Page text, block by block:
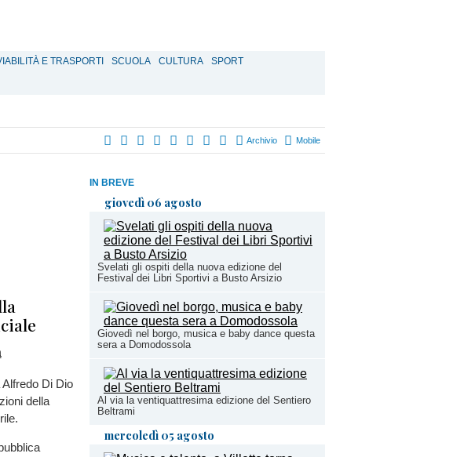
E TRASPORTI SCUOLA CULTURA
SPORT
Archivio Mobile
IN BREVE
giovedì 06 agosto
Svelati gli ospiti della nuova edizione del
Festival dei Libri Sportivi a Busto Arsizio
Giovedì nel borgo, musica e baby dance questa
sera a Domodossola
Al via la ventiquattresima edizione del Sentiero
Beltrami
mercoledì 05 agosto
Di Dio
della